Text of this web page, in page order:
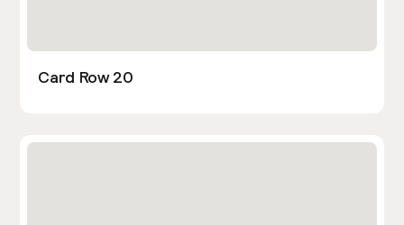
Card Row 20